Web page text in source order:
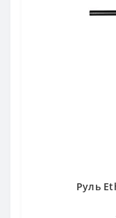
Руль